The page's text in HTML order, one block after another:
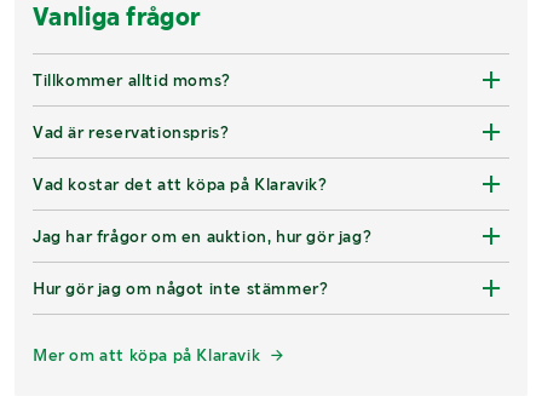
Vanliga frågor
Tillkommer alltid moms?
Vad är reservationspris?
Vad kostar det att köpa på Klaravik?
Jag har frågor om en auktion, hur gör jag?
Hur gör jag om något inte stämmer?
Mer om att köpa på Klaravik